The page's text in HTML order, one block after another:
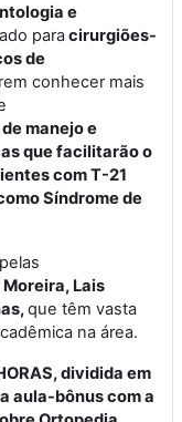
e
paracirurgiões-
de
conhecer mais
manejo e
que facilitarão o
com T-21
Síndrome de
Lais
que têm vasta
na área.
dividida em
aula-bônus com a